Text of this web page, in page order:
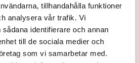
tillhandahålla funktioner
analysera vår trafik. Vi
identifierare och annan
till de sociala medier och
som vi samarbetar med.